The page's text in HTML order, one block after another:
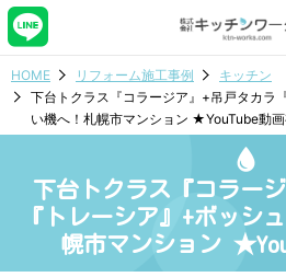
HOME リフォーム施工事例
キッチン
下台トクラス『コラージア』+吊戸タカラ
い機へ！札幌市マンション ★YouTube動
下台トクラス『コラー
『トレーシア』+ボッシ
幌市マンション